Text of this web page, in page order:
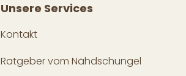
Unsere Services
Kontakt
Ratgeber vom Nähdschungel